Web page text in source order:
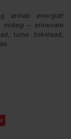
annab energiat!
midagi – erinevate
tume šokolaad,